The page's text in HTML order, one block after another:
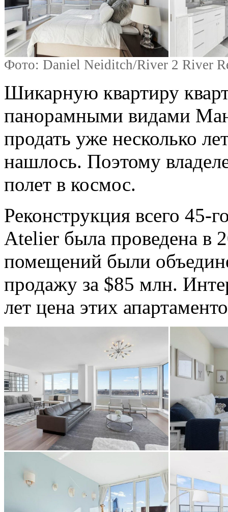
Фото: Daniel Neiditch/River 2 River
Шикарную квартиру
панорамными видами
продать уже несколько
нашлось. Поэтому
полет в космос.
Реконструкция всего 45-
Atelier была проведена в
помещений были
продажу за $85 млн.
лет цена этих